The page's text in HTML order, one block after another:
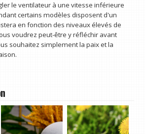
le ventilateur à une vitesse inférieure
certains modèles disposent d'un
en fonction des niveaux élevés de
voudrez peut-être y réfléchir avant
souhaitez simplement la paix et la